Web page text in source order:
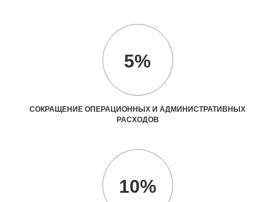
5%
СОКРАЩЕНИЕ ОПЕРАЦИОННЫХ И АДМИНИСТРАТИВНЫХ
РАСХОДОВ
10%